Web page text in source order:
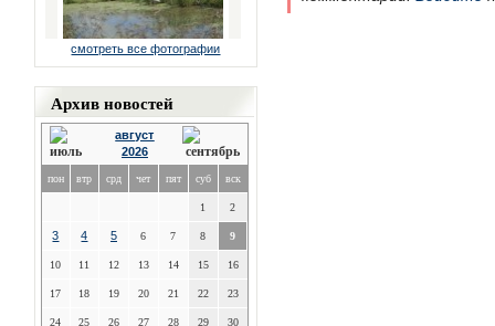
смотреть все фотографии
Архив новостей
август
2026
пон втр срд чет пят суб вск
1 2
3 4 5 6 7 8 9
10 11 12 13 14 15 16
17 18 19 20 21 22 23
24 25 26 27 28 29 30